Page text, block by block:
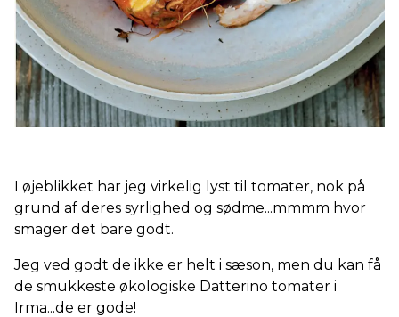
I øjeblikket har jeg virkelig lyst til tomater, nok på
grund af deres syrlighed og sødme...mmmm hvor
smager det bare godt.
Jeg ved godt de ikke er helt i sæson, men du kan få
de smukkeste økologiske Datterino tomater i
Irma...de er gode!